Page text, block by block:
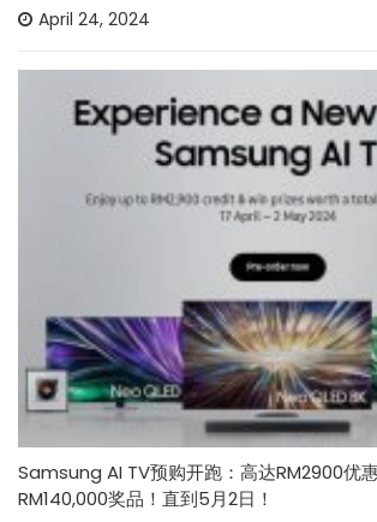
April 24, 2024
Samsung AI TV预购开跑：高达RM2900优
RM140,000奖品！直到5月2日！